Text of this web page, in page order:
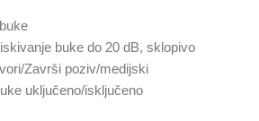
buke do 20 dB, sklopivo
Završi poziv/medijski
uključeno/isključeno